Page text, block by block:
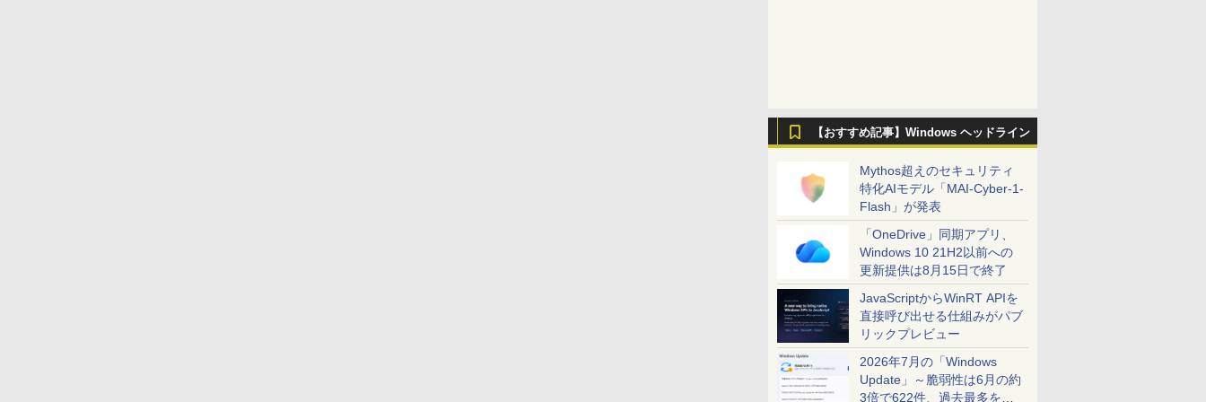
【おすすめ記事】Windows ヘッドライン
Mythos超えのセキュリティ
特化AIモデル「MAI-Cyber-1-
Flash」が発表
「OneDrive」同期アプリ、
Windows 10 21H2以前への
更新提供は8月15日で終了
JavaScriptからWinRT APIを
直接呼び出せる仕組みがパブ
リックプレビュー
2026年7月の「Windows
Update」～脆弱性は6月の約
3倍で622件、過去最多を大